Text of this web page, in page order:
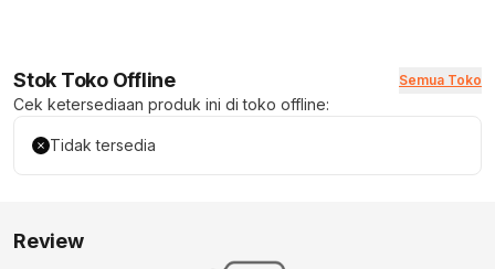
Stok Toko Offline Semua Toko
Cek ketersediaan produk ini di toko offline:
Tidak tersedia
Review